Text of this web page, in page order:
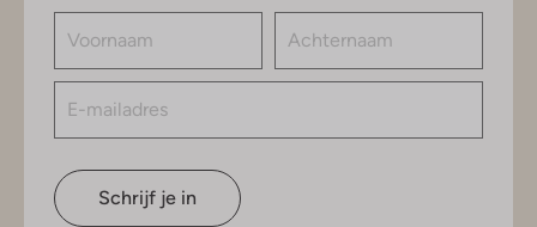
Schrijf je in